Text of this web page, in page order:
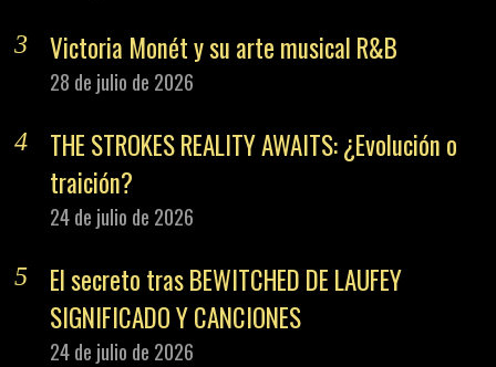
Victoria Monét y su arte musical R&B
28 de julio de 2026
THE STROKES REALITY AWAITS: ¿Evolución o
traición?
24 de julio de 2026
El secreto tras BEWITCHED DE LAUFEY
SIGNIFICADO Y CANCIONES
24 de julio de 2026